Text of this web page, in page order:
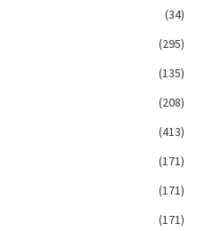
(34)
(295)
(135)
(208)
(413)
(171)
(171)
(171)